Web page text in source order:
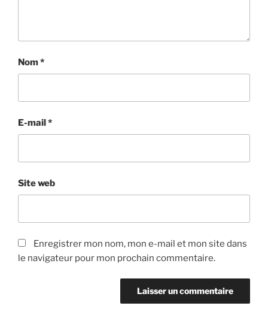
Nom*
E-mail*
Site web
Enregistrer mon nom, mon e-mail et mon site dans
le navigateur pour mon prochain commentaire.